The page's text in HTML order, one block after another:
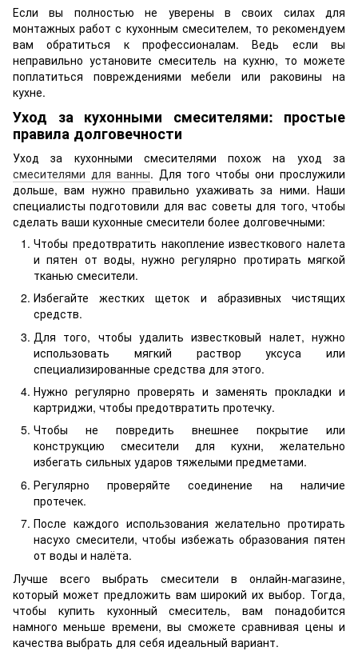
Если вы полностью не уверены в своих силах для
монтажных работ с кухонным смесителем, то рекомендуем
вам обратиться к профессионалам. Ведь если вы
неправильно установите смеситель на кухню, то можете
поплатиться повреждениями мебели или раковины на
кухне.
Уход за кухонными смесителями: простые
правила долговечности
Уход за кухонными смесителями похож на уход за
смесителями для ванны. Для того чтобы они прослужили
дольше, вам нужно правильно ухаживать за ними. Наши
специалисты подготовили для вас советы для того, чтобы
сделать ваши кухонные смесители более долговечными:
Чтобы предотвратить накопление известкового налета
и пятен от воды, нужно регулярно протирать мягкой
тканью смесители.
Избегайте жестких щеток и абразивных чистящих
средств.
Для того, чтобы удалить известковый налет, нужно
использовать мягкий раствор уксуса или
специализированные средства для этого.
Нужно регулярно проверять и заменять прокладки и
картриджи, чтобы предотвратить протечку.
Чтобы не повредить внешнее покрытие или
конструкцию смесители для кухни, желательно
избегать сильных ударов тяжелыми предметами.
Регулярно проверяйте соединение на наличие
протечек.
После каждого использования желательно протирать
насухо смесители, чтобы избежать образования пятен
от воды и налёта.
Лучше всего выбрать смесители в онлайн-магазине,
который может предложить вам широкий их выбор. Тогда,
чтобы купить кухонный смеситель, вам понадобится
намного меньше времени, вы сможете сравнивая цены и
качества выбрать для себя идеальный вариант.